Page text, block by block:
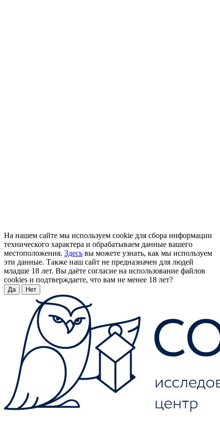
На нашем сайте мы используем cookie для сбора информации
технического характера и обрабатываем данные вашего
местоположения. Здесь вы можете узнать, как мы используем
эти данные. Также наш сайт не предназначен для людей
младше 18 лет. Вы даёте согласие на использование файлов
cookies и подтверждаете, что вам не менее 18 лет?
Да Нет